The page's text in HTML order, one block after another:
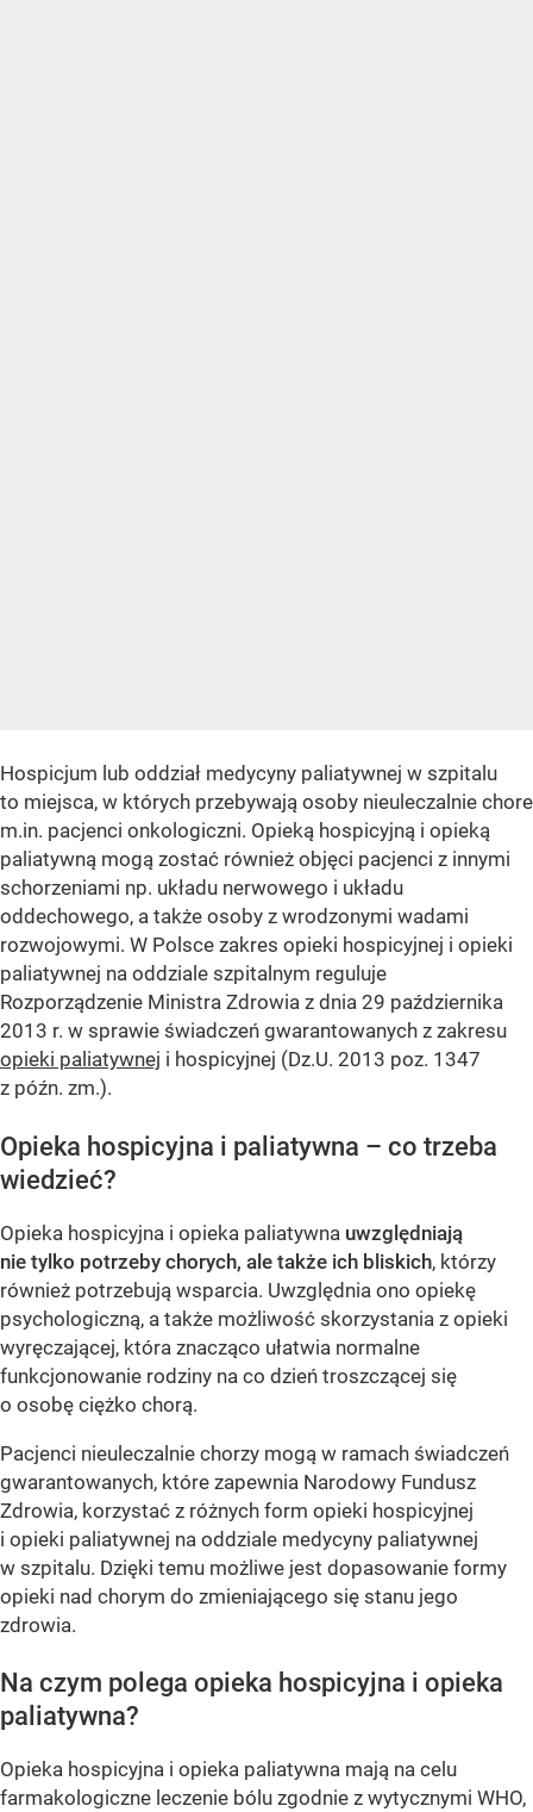
Hospicjum lub oddział medycyny paliatywnej w szpitalu
to miejsca, w których przebywają osoby nieuleczalnie chore
m.in. pacjenci onkologiczni. Opieką hospicyjną i opieką
paliatywną mogą zostać również objęci pacjenci z innymi
schorzeniami np. układu nerwowego i układu
oddechowego, a także osoby z wrodzonymi wadami
rozwojowymi. W Polsce zakres opieki hospicyjnej i opieki
paliatywnej na oddziale szpitalnym reguluje
Rozporządzenie Ministra Zdrowia z dnia 29 października
2013 r. w sprawie świadczeń gwarantowanych z zakresu
opieki paliatywnej i hospicyjnej (Dz.U. 2013 poz. 1347
z późn. zm.).
Opieka hospicyjna i paliatywna – co trzeba
wiedzieć?
Opieka hospicyjna i opieka paliatywna uwzględniają
nie tylko potrzeby chorych, ale także ich bliskich, którzy
również potrzebują wsparcia. Uwzględnia ono opiekę
psychologiczną, a także możliwość skorzystania z opieki
wyręczającej, która znacząco ułatwia normalne
funkcjonowanie rodziny na co dzień troszczącej się
o osobę ciężko chorą.
Pacjenci nieuleczalnie chorzy mogą w ramach świadczeń
gwarantowanych, które zapewnia Narodowy Fundusz
Zdrowia, korzystać z różnych form opieki hospicyjnej
i opieki paliatywnej na oddziale medycyny paliatywnej
w szpitalu. Dzięki temu możliwe jest dopasowanie formy
opieki nad chorym do zmieniającego się stanu jego
zdrowia.
Na czym polega opieka hospicyjna i opieka
paliatywna?
Opieka hospicyjna i opieka paliatywna mają na celu
farmakologiczne leczenie bólu zgodnie z wytycznymi WHO,